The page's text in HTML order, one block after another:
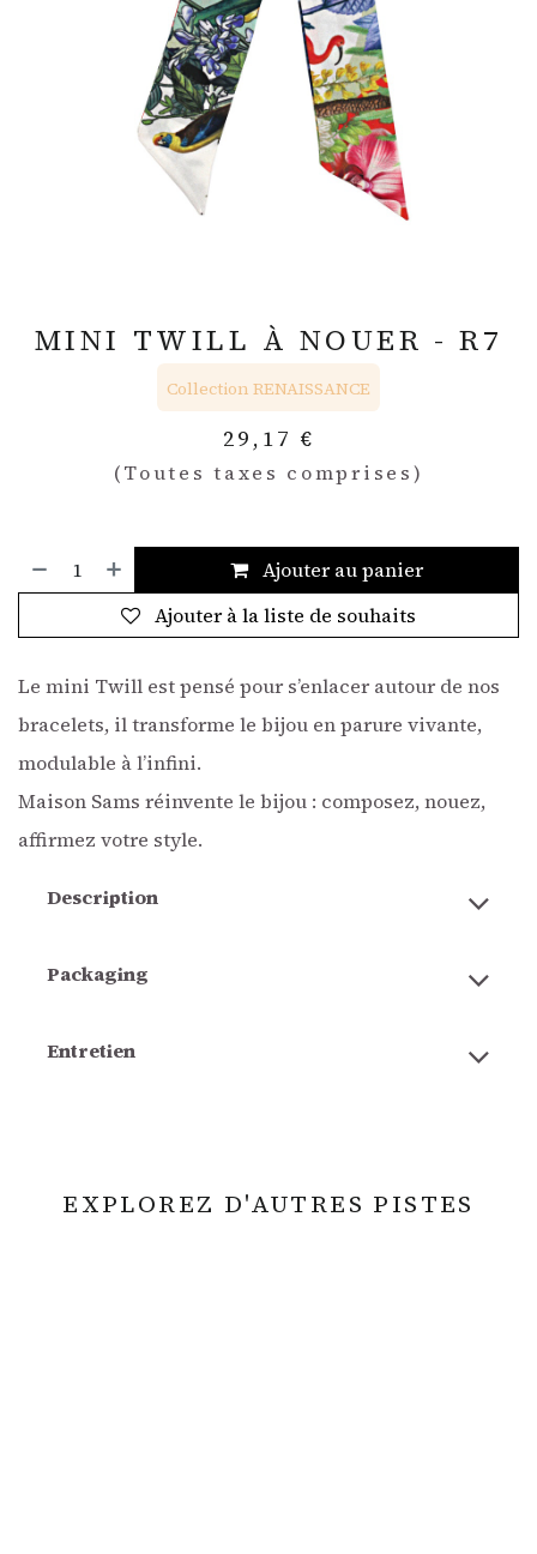
MINI TWILL À NOUER - R7
Collection RENAISSANCE
29,17 €
(Toutes taxes comprises)
Ajouter au panier
Ajouter à la liste de souhaits
Le mini Twill est pensé pour s’enlacer autour de nos
bracelets, il transforme le bijou en parure vivante,
modulable à l’infini.
Maison Sams réinvente le bijou : composez, nouez,
affirmez votre style.
Description
Packaging
Entretien
EXPLOREZ D'AUTRES PISTES